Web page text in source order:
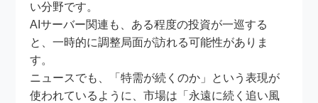
い分野です。
AIサーバー関連も、ある程度の投資が一巡する
と、一時的に調整局面が訪れる可能性がありま
す。
ニュースでも、「特需が続くのか」という表現が
使われているように、市場は「永遠に続く追い風